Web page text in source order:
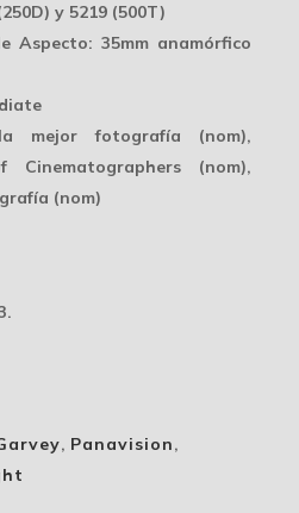
y 5219 (500T)
Aspecto: 35mm anamórfico
mejor fotografía (nom),
(nom),
(nom)
, Panavision,